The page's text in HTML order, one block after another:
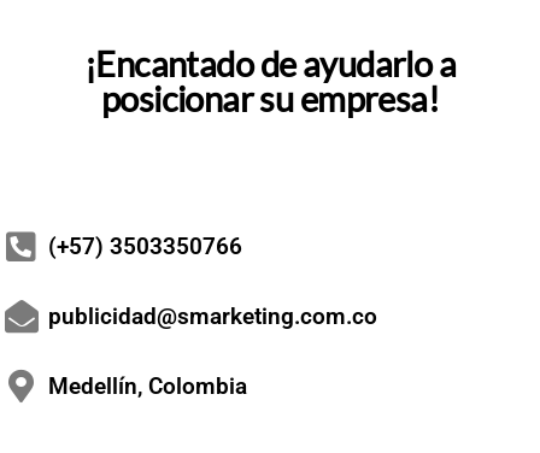
¡Encantado de ayudarlo a
posicionar su empresa!
(+57) 3503350766
publicidad@smarketing.com.co
Medellín, Colombia